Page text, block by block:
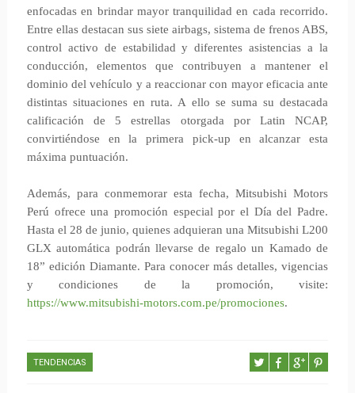
enfocadas en brindar mayor tranquilidad en cada recorrido.
Entre ellas destacan sus siete airbags, sistema de frenos ABS,
control activo de estabilidad y diferentes asistencias a la
conducción, elementos que contribuyen a mantener el
dominio del vehículo y a reaccionar con mayor eficacia ante
distintas situaciones en ruta. A ello se suma su destacada
calificación de 5 estrellas otorgada por Latin NCAP,
convirtiéndose en la primera pick-up en alcanzar esta
máxima puntuación.
Además, para conmemorar esta fecha, Mitsubishi Motors
Perú ofrece una promoción especial por el Día del Padre.
Hasta el 28 de junio, quienes adquieran una Mitsubishi L200
GLX automática podrán llevarse de regalo un Kamado de
18” edición Diamante. Para conocer más detalles, vigencias
y condiciones de la promoción, visite:
https://www.mitsubishi-motors.com.pe/promociones.
TENDENCIAS